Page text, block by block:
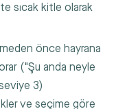
sıcak kitle olarak
önce hayrana
("Şu anda neyle
3)
ve seçime göre